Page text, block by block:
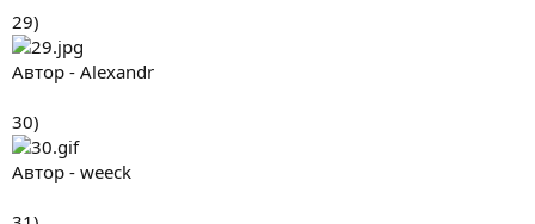
29)
Автор - Alexandr
30)
Автор - weeck